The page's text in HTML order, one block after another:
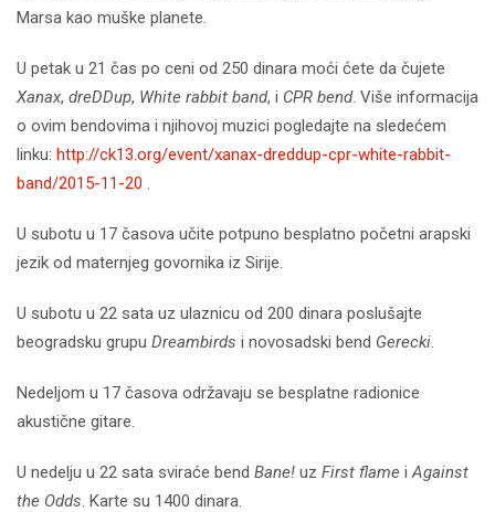
Marsa kao muške planete.
U petak u 21 čas po ceni od 250 dinara moći ćete da čujete
Xanax, dreDDup, White rabbit band, i CPR bend. Više informacija
o ovim bendovima i njihovoj muzici pogledajte na sledećem
linku: http://ck13.org/event/xanax-dreddup-cpr-white-rabbit-
band/2015-11-20
U subotu u 17 časova učite potpuno besplatno početni arapski
jezik od maternjeg govornika iz Sirije.
U subotu u 22 sata uz ulaznicu od 200 dinara poslušajte
beogradsku grupu Dreambirds i novosadski bend Gerecki
Nedeljom u 17 časova održavaju se besplatne radionice
akustične gitare.
U nedelju u 22 sata sviraće bend Bane! uz First flame i Against
the Odds . Karte su 1400 dinara.